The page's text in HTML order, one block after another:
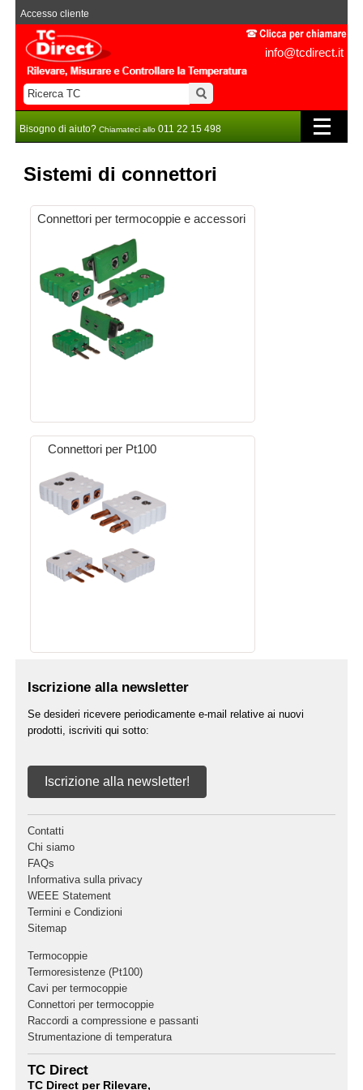
info@tcdirect.it
Accesso cliente
Bisogno di aiuto? Chiamateci allo 011 22 15 498
Sistemi di connettori
Connettori per termocoppie e accessori
Connettori per Pt100
Iscrizione alla newsletter
Se desideri ricevere periodicamente e-mail relative ai nuovi
prodotti, iscriviti qui sotto:
Iscrizione alla newsletter!
Contatti
Chi siamo
FAQs
Informativa sulla privacy
WEEE Statement
Termini e Condizioni
Sitemap
Termocoppie
Termoresistenze (Pt100)
Cavi per termocoppie
Connettori per termocoppie
Raccordi a compressione e passanti
Strumentazione di temperatura
TC Direct
TC Direct per Rilevare,